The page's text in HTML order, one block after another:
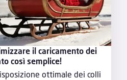
il caricamento dei
così semplice!
ottimale dei colli